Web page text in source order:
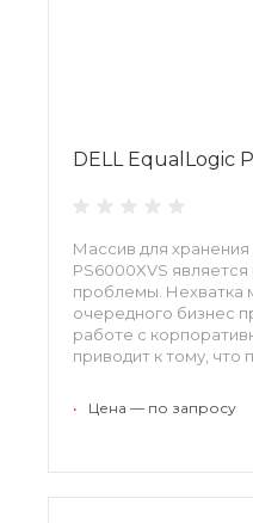
DELL EqualLogic
Массив для
PS6000XVS
проблемы. Нехватка
очередного бизнес
работе с
приводит к тому, что
доступное по своей
• Цена — по запросу